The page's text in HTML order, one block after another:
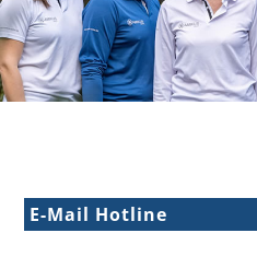
E-Mail Hotline